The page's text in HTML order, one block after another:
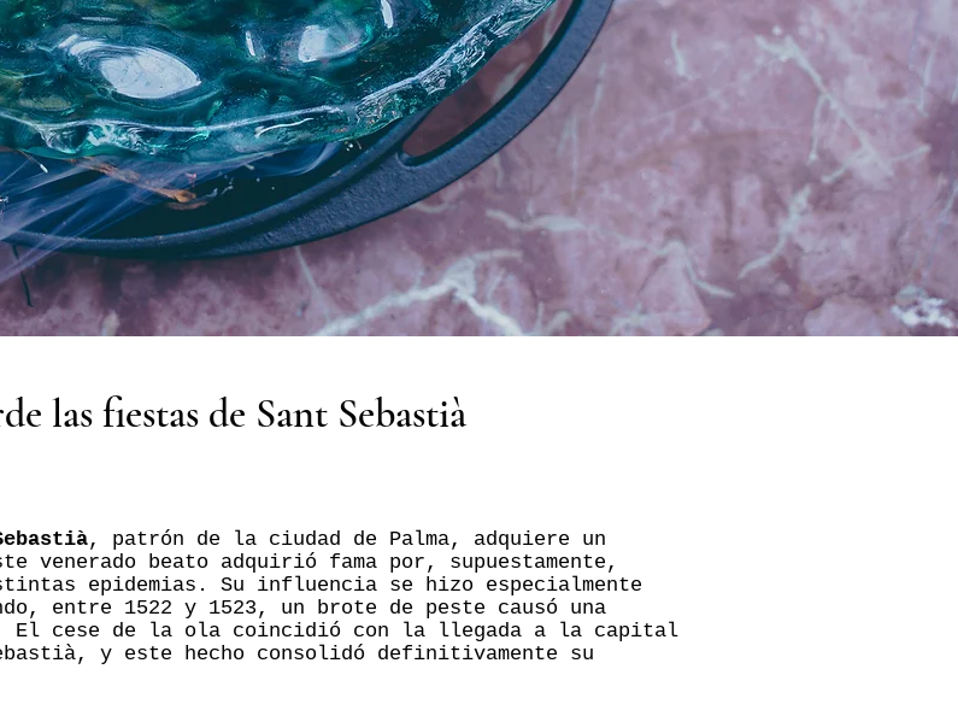
las fiestas de Sant Sebastià
, patrón de la ciudad de Palma, adquiere un
venerado beato adquirió fama por, supuestamente,
epidemias. Su influencia se hizo especialmente
entre 1522 y 1523, un brote de peste causó una
El cese de la ola coincidió con la llegada a la capital
y este hecho consolidó definitivamente su